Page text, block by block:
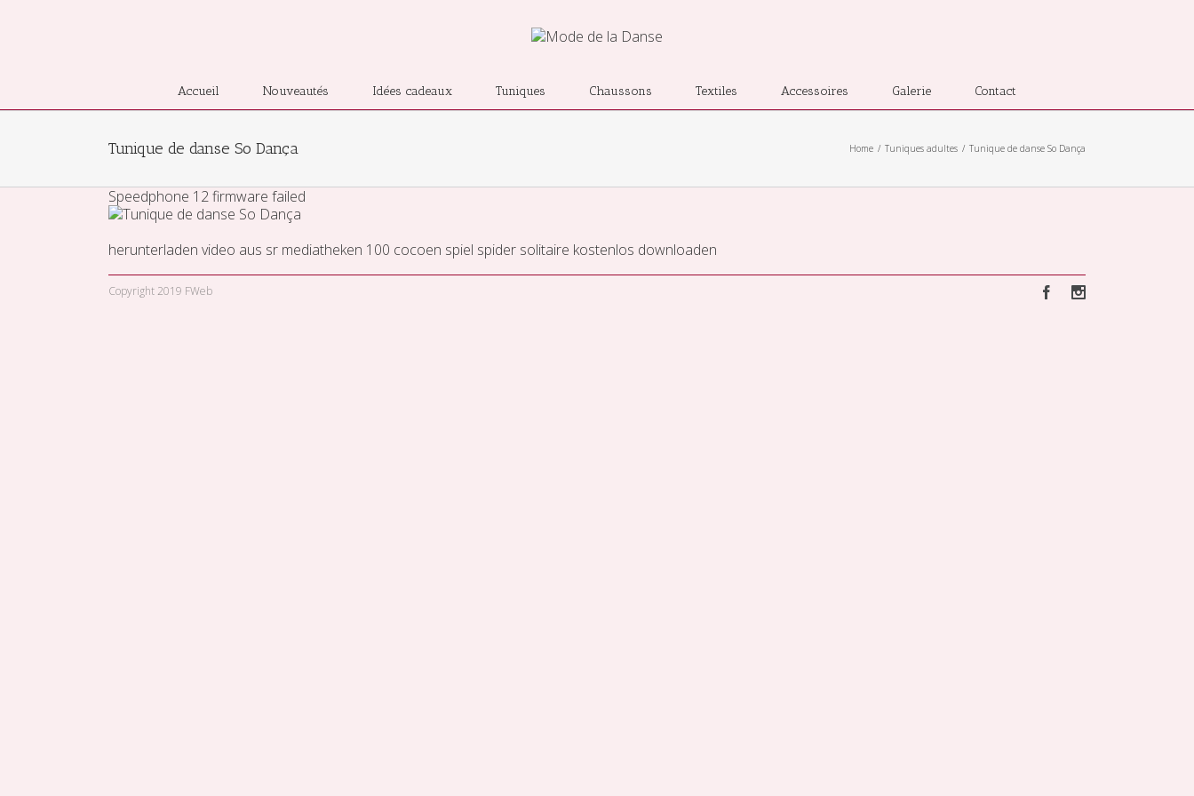
Accueil Nouveautés Idées cadeaux Tuniques Chaussons Textiles Accessoires Galerie Contact
Tunique de danse So Dança Home Tuniques adultes Tunique de danse So Dança
Speedphone 12 firmware failed
herunterladen video aus sr mediatheken 100 cocoen spiel spider solitaire kostenlos downloaden
Copyright 2019 FWeb